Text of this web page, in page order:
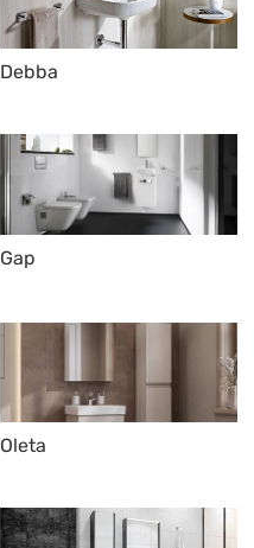
Debba
Gap
Oleta